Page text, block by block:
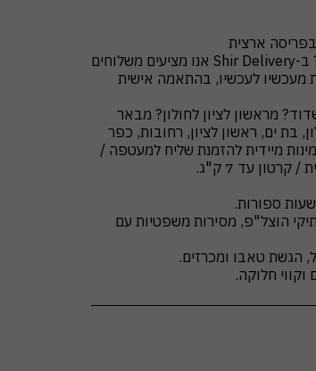
מחפשים שירות משלוחי אקספרס מהיום להיום? ב-Shir Delivery אנו מציעים משלוחים
מעכשיו לעכשיו, בהתאמה אישית
מראשון לציון לחולון? מבאר
בת ים, ראשון לציון, רחובות, כפר
מיידית להזמנת שליח למעטפה /
הוצל"פ, מסירות משפטיות עם
חלוקה.